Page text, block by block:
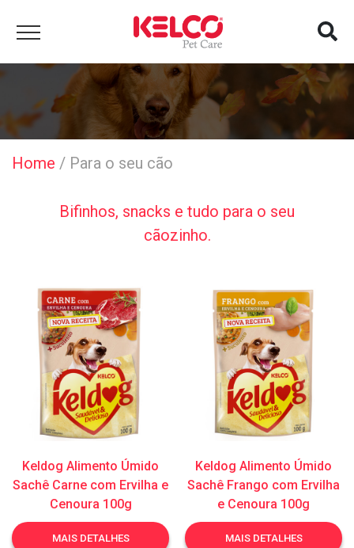
Home / Para o seu cão
Bifinhos, snacks e tudo para o seu
cãozinho.
Keldog Alimento Úmido
Sachê Carne com Ervilha e
Cenoura 100g
MAIS DETALHES
Keldog Alimento Úmido
Sachê Frango com Ervilha
e Cenoura 100g
MAIS DETALHES